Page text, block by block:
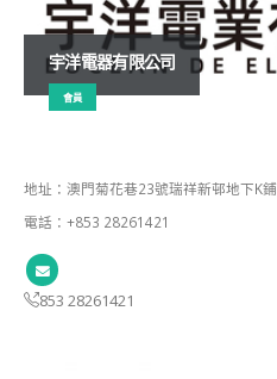
宇洋電器有限公司
會員
地址：澳門菊花巷23號瑞祥新邨地下K鋪
電話：+853 28261421
853 28261421